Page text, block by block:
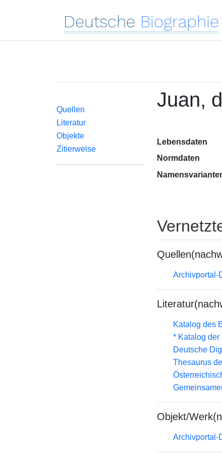
Deutsche Biographie
Quellen
Literatur
Objekte
Zitierweise
Juan,
Lebensdaten
Normdaten
Archivportal-
Katalog des
* Katalog
Deutsche
Thesaurus
Objekt/
Archivportal-